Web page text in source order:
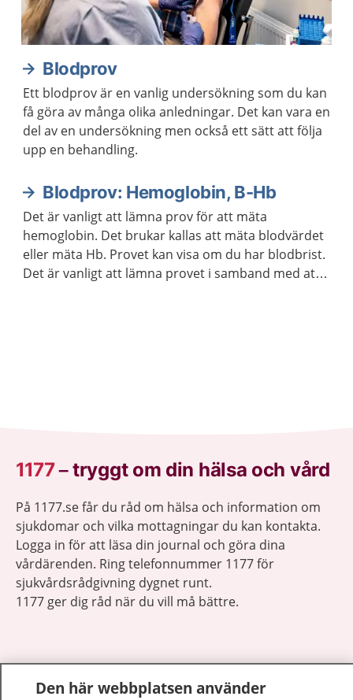
Blodprov
Ett blodprov är en vanlig undersökning som du kan
få göra av många olika anledningar. Det kan vara en
del av en undersökning men också ett sätt att följa
upp en behandling.
Blodprov: Hemoglobin, B-Hb
Det är vanligt att lämna prov för att mäta
hemoglobin. Det brukar kallas att mäta blodvärdet
eller mäta Hb. Provet kan visa om du har blodbrist.
Det är vanligt att lämna provet i samband med att
1177–tryggt om din hälsa och vård
På 1177.se får du råd om hälsa och information om
sjukdomar och vilka mottagningar du kan kontakta.
Logga in för att läsa din journal och göra dina
vårdärenden. Ring telefonnummer 1177 för
sjukvårdsrådgivning dygnet runt.
1177 ger dig råd när du vill må bättre.
Den här webbplatsen använder